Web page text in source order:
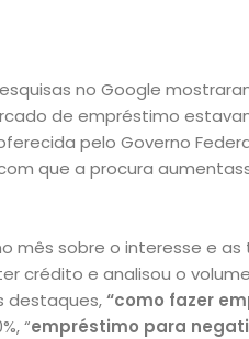
no Google
de empréstimo
pelo Governo
que a procura
mês sobre o interesse e as
crédito e analisou o
destaques,“como fazer
“empréstimo para